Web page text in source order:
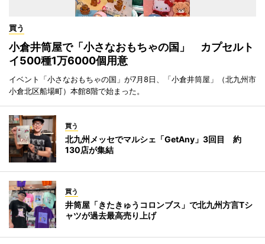
買う
小倉井筒屋で「小さなおもちゃの国」 カプセルト
イ500種1万6000個用意
イベント「小さなおもちゃの国」が7月8日、「小倉井筒屋」（北九州市
小倉北区船場町）本館8階で始まった。
買う
北九州メッセでマルシェ「GetAny」3回目 約
130店が集結
買う
井筒屋「きたきゅうコロンブス」で北九州方言Tシ
ャツが過去最高売り上げ